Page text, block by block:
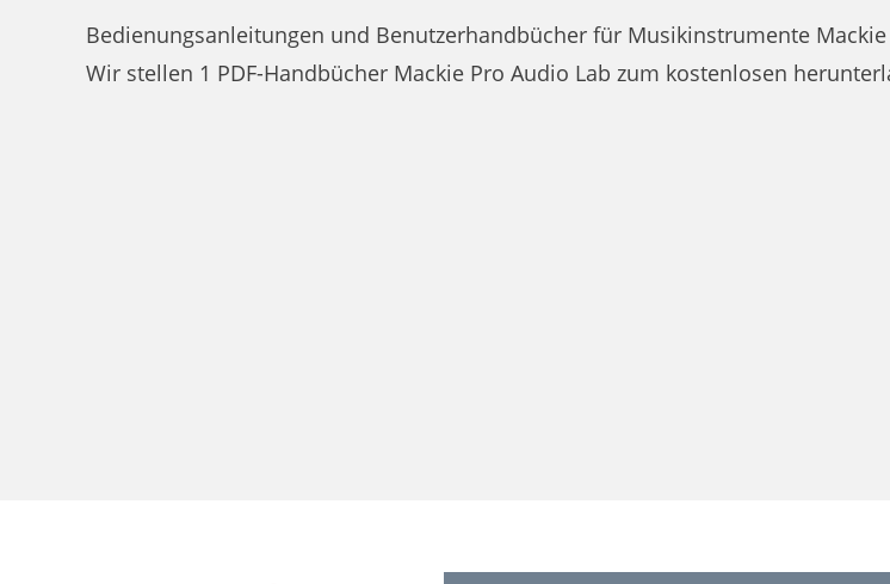
Bedienungsanleitungen und Benutzerhandbücher für Musikinstrumente Mackie
Wir stellen 1 PDF-Handbücher Mackie Pro Audio Lab zum kostenlosen